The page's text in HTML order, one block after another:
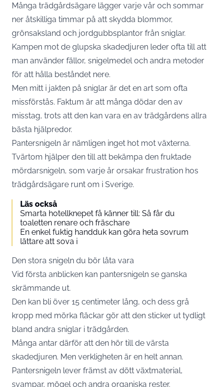
Många trädgårdsägare lägger varje vår och sommar
ner åtskilliga timmar på att skydda blommor,
grönsaksland och jordgubbsplantor från sniglar.
Kampen mot de glupska skadedjuren leder ofta till att
man använder fällor, snigelmedel och andra metoder
för att hålla beståndet nere.
Men mitt i jakten på sniglar är det en art som ofta
missförstås. Faktum är att många dödar den av
misstag, trots att den kan vara en av trädgårdens allra
bästa hjälpredor.
Pantersnigeln är nämligen inget hot mot växterna.
Tvärtom hjälper den till att bekämpa den fruktade
mördarsnigeln, som varje år orsakar frustration hos
trädgårdsägare runt om i Sverige.
Läs också
Smarta hotellknepet få känner till: Så får du
toaletten renare och fräschare
En enkel fuktig handduk kan göra heta sovrum
lättare att sova i
Den stora snigeln du bör låta vara
Vid första anblicken kan pantersnigeln se ganska
skrämmande ut.
Den kan bli över 15 centimeter lång, och dess grå
kropp med mörka fläckar gör att den sticker ut tydligt
bland andra sniglar i trädgården.
Många antar därför att den hör till de värsta
skadedjuren. Men verkligheten är en helt annan.
Pantersnigeln lever främst av dött växtmaterial,
svampar, mögel och andra organiska rester.